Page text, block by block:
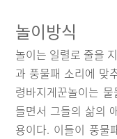
놀이방식
놀이는 일렬로 줄을
과 풍물패 소리에 맞
령바지게꾼놀이는
들면서 그들의 삶의
용이다. 이들이 풍물